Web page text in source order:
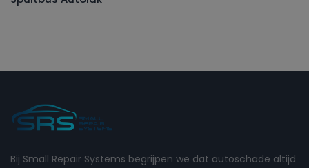
Bij Small Repair Systems begrijpen we dat autoschade altijd